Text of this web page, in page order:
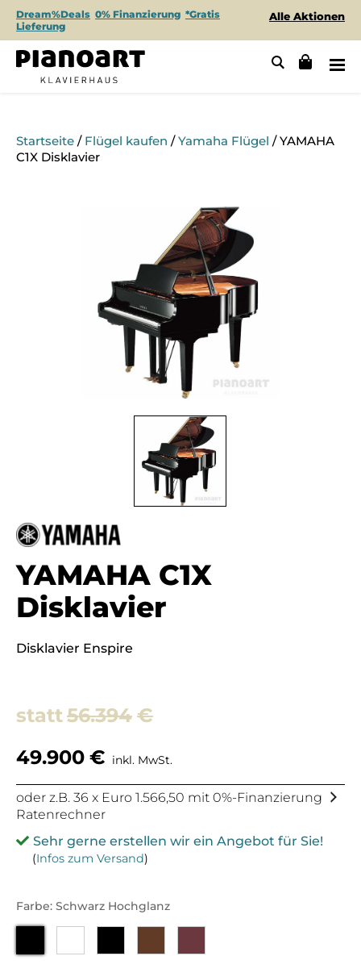
Dream%Deals 0% Finanzierung *Gratis
Lieferung
Alle Aktionen
Startseite / Flügel kaufen /Yamaha Flügel / YAMAHA
C1X Disklavier
YAMAHA C1X
Disklavier
Disklavier Enspire
56.394 €
49.900 € inkl. MwSt.
oder z.B. 36 x Euro 1.566,50 mit 0%-Finanzierung
Ratenrechner
Sehr gerne erstellen wir ein Angebot für Sie!
(Infos zum Versand)
Farbe: Schwarz Hochglanz